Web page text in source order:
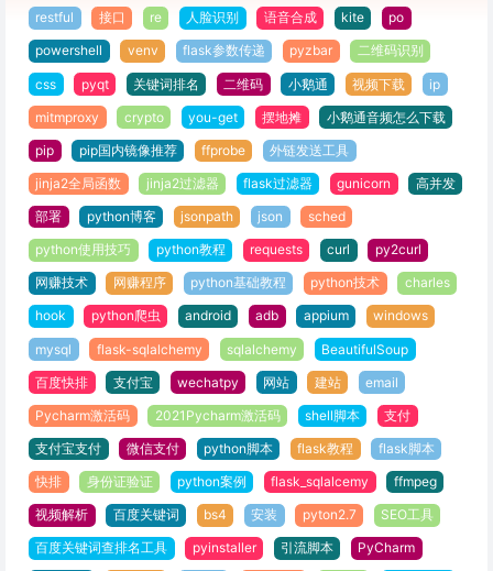
restful 接口 re 人脸识别 语音合成 kite po
powershell venv flask参数传递 pyzbar 二维码识别
css pyqt 关键词排名 二维码 小鹅通 视频下载 ip
mitmproxy crypto you-get 摆地摊 小鹅通音频怎么下载
pip pip国内镜像推荐 ffprobe 外链发送工具
jinja2全局函数 jinja2过滤器 flask过滤器 gunicorn 高并发
部署 python博客 jsonpath json sched
python使用技巧 python教程 requests curl py2curl
网赚技术 网赚程序 python基础教程 python技术 charles
hook python爬虫 android adb appium windows
mysql flask-sqlalchemy sqlalchemy BeautifulSoup
百度快排 支付宝 wechatpy 网站 建站 email
Pycharm激活码 2021Pycharm激活码 shell脚本 支付
支付宝支付 微信支付 python脚本 flask教程 flask脚本
快排 身份证验证 python案例 flask_sqlalcemy ffmpeg
视频解析 百度关键词 bs4 安装 pyton2.7 SEO工具
百度关键词查排名工具 pyinstaller 引流脚本 PyCharm